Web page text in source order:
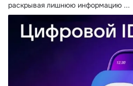
раскрывая лишнюю информацию ...